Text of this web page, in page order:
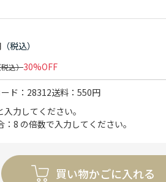
30%OFF
ド 28312送料
550円
力してください。
8 の倍数で入力してください。
買い物かごに入れる